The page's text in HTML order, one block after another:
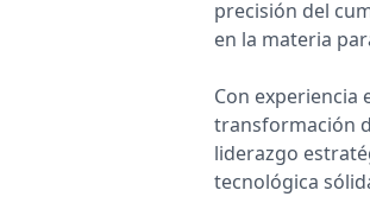
precisión del
en la materia
Con experiencia
transformación
liderazgo
tecnológica